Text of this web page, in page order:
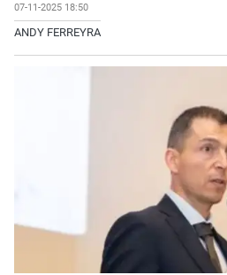
07-11-2025 18:50
ANDY FERREYRA